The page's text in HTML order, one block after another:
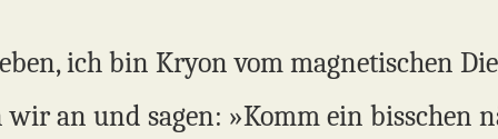
ich bin Kryon vom magnetischen
an und sagen: »Komm ein bisschen